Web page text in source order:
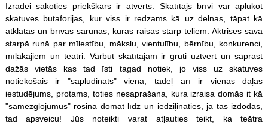
Izrādei sākoties priekškars ir atvērts. Skatītājs brīvi var aplūkot
skatuves butaforijas, kur viss ir redzams kā uz delnas, tāpat kā
atklātās un brīvās sarunas, kuras raisās starp tēliem. Aktrises savā
starpā runā par mīlestību, mākslu, vientulību, bērnību, konkurenci,
mīļākajiem un teātri. Varbūt skatītājam ir grūti uztvert un saprast
dažās vietās kas tad īsti tagad notiek, jo viss uz skatuves
notiekošais ir "sapludināts" vienā, tādēļ arī ir vienas daļas
iestudējums, protams, toties nesaprašana, kura izraisa domās it kā
"samezglojumus" rosina domāt līdz un iedziļināties, ja tas izdodas,
tad apsveicu! Jūs noteikti varat atļauties teikt, ka teātra